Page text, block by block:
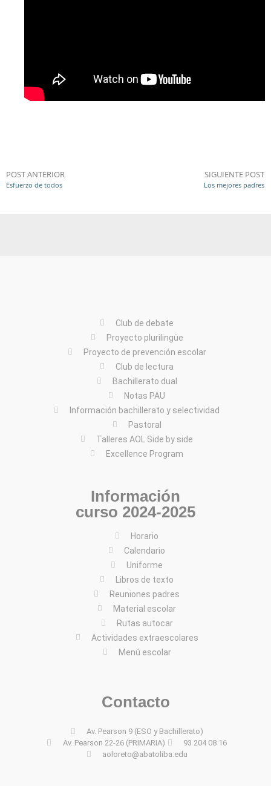
POST ANTERIOR
Esfuerzo de todos
SIGUIENTE POST
Los mejores padres
Club de debate
Proyecto plurilingüe
Proyecto de prevención escolar
Club de lectura
Bachillerato dual
Notas PAU
Información bachillerato y selectividad
Pastoral
Talleres AOL Side by side
Excellence Program
Información
curso 2024-2025
Horario
Calendario
Uniforme
Libros de texto
Reuniones padres
Material escolar
Rutas autocar
Actividades extraescolares
Menú escolar
Contacto
Av. Pearson 9 (ESO y Bachillerato)
Av. Pearson 22-26 (PRIMARIA)
93 204 08 16
aoloreto@abatoliba.edu